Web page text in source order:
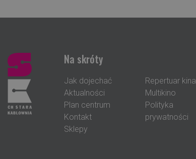
Na skróty
Jak dojechać
Aktualności
Plan centrum
Kontakt
Sklepy
Repertuar kina
Multikino
Polityka
prywatności